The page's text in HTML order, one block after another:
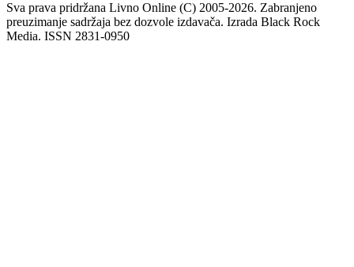
Sva prava pridržana Livno Online (C) 2005-2026. Zabranjeno
preuzimanje sadržaja bez dozvole izdavača. Izrada Black Rock
Media. ISSN 2831-0950